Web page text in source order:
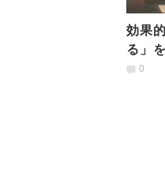
効果
る」
0